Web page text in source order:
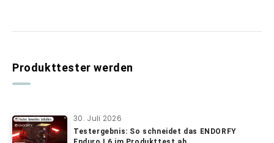
Produkttester werden
30. Juli 2026
Testergebnis: So schneidet das ENDORFY